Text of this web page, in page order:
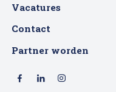
Vacatures
Contact
Partner worden